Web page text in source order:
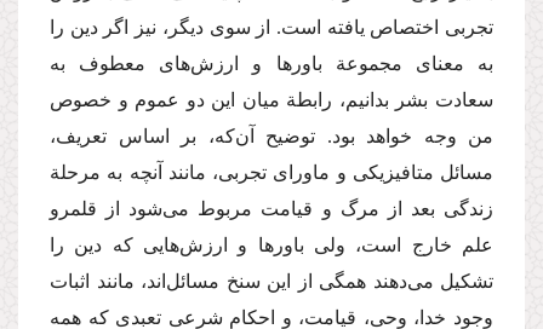
تجربی اختصاص یافته است. از سوی دیگر، نیز اگر دین را
به معنای مجموعة باورها و ارزش‌های معطوف به
سعادت بشر بدانیم، رابطة میان این دو عموم و خصوص
من وجه خواهد بود. توضیح آن‌که، بر اساس تعریف،
مسائل متافیزیکی و ماورای تجربی، مانند آنچه به مرحلة
زندگی بعد از مرگ و قیامت مربوط می‌شود از قلمرو
علم خارج است، ولی باورها و ارزش‌هایی که دین را
تشکیل می‌دهند همگی از این سنخ مسائل‌اند، مانند اثبات
وجود خدا، وحی، قیامت، و احکام شرعی تعبدی که همه